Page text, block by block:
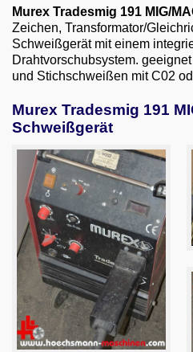
Email
English
Murex Tradesmig 191 MIG/
Zeichen, Transformator/
Schweißgerät mit einem
Drahtvorschubsystem.
und Stichschweißen mit C02
Murex Tradesmig 191
Schweißgerät